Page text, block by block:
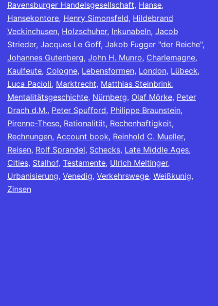
Ravensburger Handelsgesellschaft, Hanse,
Hansekontore, Henry Simonsfeld, Hildebrand
Veckinchusen, Holzschuher, Inkunabeln, Jacob
Strieder, Jacques Le Goff, Jakob Fugger "der Reiche",
Johannes Gutenberg, John H. Munro, Charlemagne,
Kaulfeute, Cologne, Lebensformen, London, Lübeck,
Luca Pacioli, Marktrecht, Matthias Steinbrink,
Mentalitätsgeschichte, Nürnberg, Olaf Mörke, Peter
Drach d.M., Peter Spufford, Philippe Braunstein,
Pirenne-These, Rationalität, Rechenhaftigkeit,
Rechnungen, Account book, Reinhold C. Mueller,
Reisen, Rolf Sprandel, Schecks, Late Middle Ages,
Cities, Stalhof, Testamente, Ulrich Meltinger,
Urbanisierung, Venedig, Verkehrswege, Weißkunig,
Zinsen